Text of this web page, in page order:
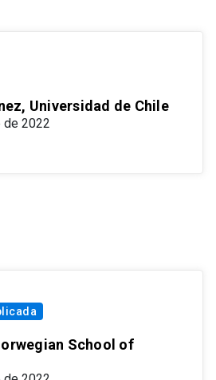
Universidad de Chile
de 2022
School of